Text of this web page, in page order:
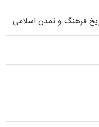
فرهنگ و تمدن اسلامی